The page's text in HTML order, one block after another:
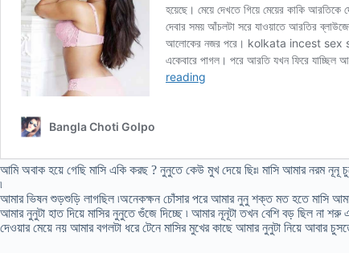
আমি অবাক হয়ে গেছি মাসি একি করছ ? নুনুতে কেউ মুখ দেয়ে ছিঃ৷ মাসি আমার নরম
৷
আমার ভিষন শুড়শুড়ি লাগছিল ৷অনেকক্ষন চোঁসার পরে আমার নুনু শক্ত মত হতে মাসি
আমার নুনুটা হাত দিয়ে মাসির নুনুতে গুঁজে দিচ্ছে ৷ আমার নূনূটা তখন বেশি বড় ছিল না শরু
দেওয়ার মেয়ে নয় আমার বগলটা ধরে টেনে মাসির মুখের কাছে আমার নুনুটা নিয়ে